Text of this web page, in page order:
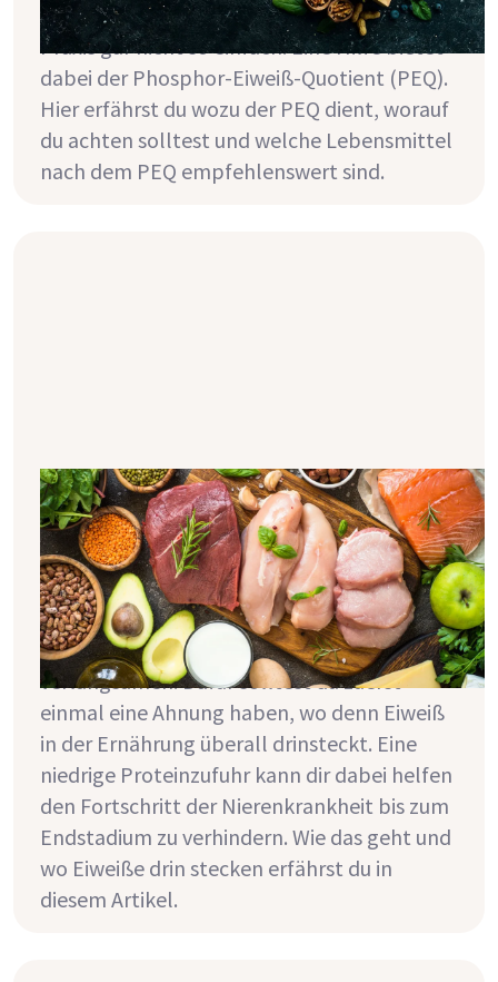
proteinreich zu ernähren. Das ist aber in der
Praxis gar nicht so einfach. Eine Hilfe bietet
dabei der Phosphor-Eiweiß-Quotient (PEQ).
Hier erfährst du wozu der PEQ dient, worauf
du achten solltest und welche Lebensmittel
nach dem PEQ empfehlenswert sind.
Nierenkrankheit: Welche
Lebensmittel enthalten wieviel
Eiweiß?
Wenn du eine Nierenkrankheit hast, solltest
du dich in der Regel proteinarm ernähren,
um den Fortschritt der Nierekrankheit zu
verlangsamen. Dafür solltest du zuerst
einmal eine Ahnung haben, wo denn Eiweiß
in der Ernährung überall drinsteckt. Eine
niedrige Proteinzufuhr kann dir dabei helfen
den Fortschritt der Nierenkrankheit bis zum
Endstadium zu verhindern. Wie das geht und
wo Eiweiße drin stecken erfährst du in
diesem Artikel.